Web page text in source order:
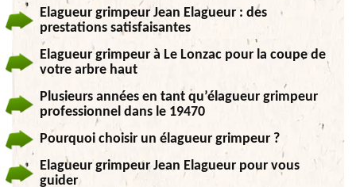
Elagueur grimpeur Jean Elagueur : des
prestations satisfaisantes
Elagueur grimpeur à Le Lonzac pour la coupe de
votre arbre haut
Plusieurs années en tant qu’élagueur grimpeur
professionnel dans le 19470
Pourquoi choisir un élagueur grimpeur ?
Elagueur grimpeur Jean Elagueur pour vous
guider